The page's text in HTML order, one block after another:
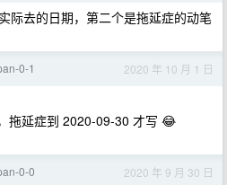
际去的日期，第二个是拖延症的动笔
0-1 2020 年 10 月 1 日
拖延症到 2020-09-30 才写 😂
0-0 2020 年 9 月 30 日